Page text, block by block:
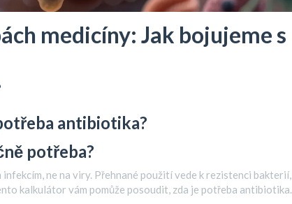
medicíny: Jak bojujeme s
antibiotika?
potřeba?
ne na viry. Přehnané použití vede k rezistenci bakterií,
kalkulátor vám pomůže posoudit, zda je potřeba antibiotika.